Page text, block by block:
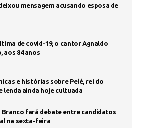
mensagem acusando esposa de
de covid-19, o cantor Agnaldo
aos 84 anos
e histórias sobre Pelé, rei do
lenda ainda hoje cultuada
Branco fará debate entre candidatos
na sexta-feira